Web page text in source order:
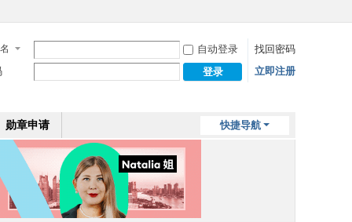
自动登录
找回密码
登录 立即注册
快捷导航
勋章申请